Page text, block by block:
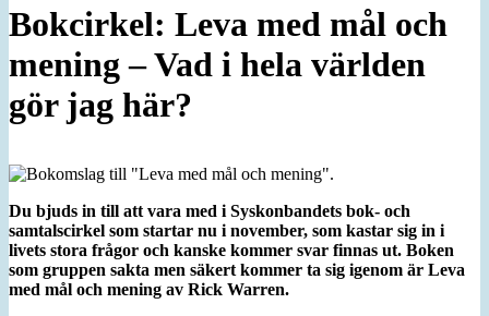
Bokcirkel: Leva med mål och
mening – Vad i hela världen
gör jag här?
Du bjuds in till att vara med i Syskonbandets bok- och
samtalscirkel som startar nu i november, som kastar sig in i
livets stora frågor och kanske kommer svar finnas ut. Boken
som gruppen sakta men säkert kommer ta sig igenom är Leva
med mål och mening av Rick Warren.